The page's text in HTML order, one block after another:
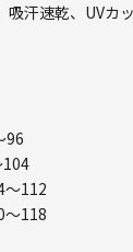
汗速乾、UVカ
96
～112
～118